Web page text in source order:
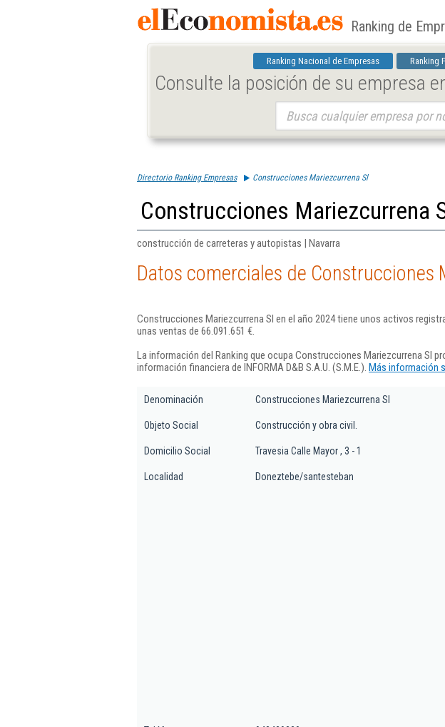
Ranking de
Ranking Nacional de Empresas Ranking
Consulte la posición de su empresa
Directorio Ranking Empresas Construcciones Mariezcurrena Sl
Construcciones Mariezcurrena
construcción de carreteras y autopistas | Navarra
Datos comerciales de Construcciones
Construcciones Mariezcurrena Sl en el año 2024 tiene unos activos
unas ventas de 66.091.651 €.
La información del Ranking que ocupa Construcciones Mariezcurrena Sl
información financiera de INFORMA D&B S.A.U. (S.M.E.). Más información
Denominación Construcciones Mariezcurrena Sl
Objeto Social Construcción y obra civil.
Domicilio Social Travesia Calle Mayor , 3 - 1
Localidad Doneztebe/santesteban